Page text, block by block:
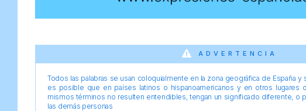
ADVERTENCIA
Todos las palabras se usan coloquialmente en la zona geográfica de España y
es posible que en países latinos o hispanoamericanos y en otros lugares
mismos términos no resulten entendibles, tengan un significado diferente, o
las demás personas